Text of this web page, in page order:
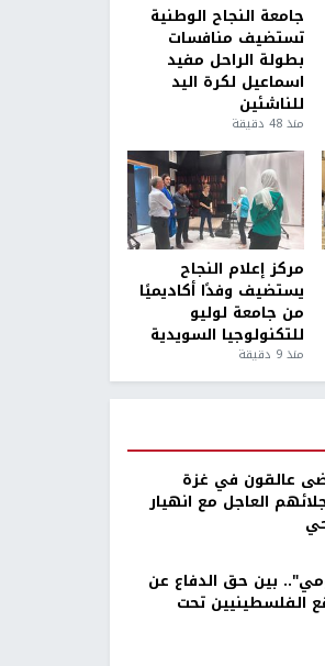
جامعة النجاح الوطنية
تستضيف منافسات
بطولة الراحل مفيد
اسماعيل لكرة اليد
للناشئين
منذ 48 دقيقة
مركز إعلام النجاح
يستضيف وفدًا أكاديميًا
من جامعة لوليو
للتكنولوجيا السويدية
منذ 9 دقيقة
عالقون في غزة
العاجل مع انهيار
بين حق الدفاع عن
الفلسطينيين تحت